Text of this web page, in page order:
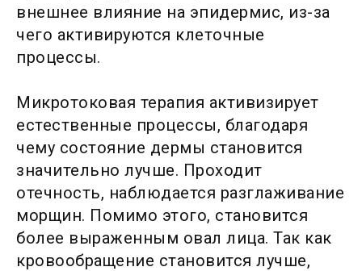
внешнее влияние на эпидермис, из-за
чего активируются клеточные
процессы.
Микротоковая терапия активизирует
естественные процессы, благодаря
чему состояние дермы становится
значительно лучше. Проходит
отечность, наблюдается разглаживание
морщин. Помимо этого, становится
более выраженным овал лица. Так как
кровообращение становится лучше,